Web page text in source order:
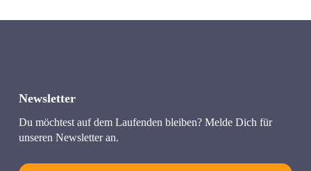
Newsletter
Du möchtest auf dem Laufenden bleiben? Melde Dich für
unseren Newsletter an.